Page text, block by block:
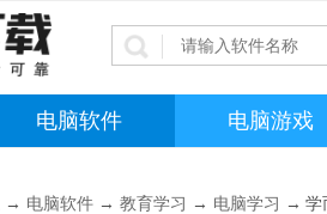
电脑软件 电脑游戏
→ 电脑软件 → 教育学习 → 电脑学习 → 学